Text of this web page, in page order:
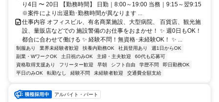
り4日 〜 20日 【勤務時間】 日勤｜8:00～19:00 当務｜9:15～翌9:15
※案件により出退勤･勤務時間が異なります ...
仕事内容 オフィスビル、有名商業施設、大型病院、 百貨店、観光施
設、量販店などでの 施設警備のお仕事をおまかせ！ ✨ 週0日もOK！
都合に合わせて働ける ✨ 経験不問！無資格･未経験OK！ ✨ ...
制服あり 業界未経験者歓迎 扶養内勤務OK 社員登用あり
週1日からOK
副業・WワークOK
土日祝のみOK 主婦・主夫歓迎
60代も応募可
資格取得支援あり
フリーター歓迎 早朝 シフト自由 学歴不問
即日勤務OK
平日のみOK
転勤なし 経験不問 未経験者歓迎 交通費全額支給
アルバイト・パート